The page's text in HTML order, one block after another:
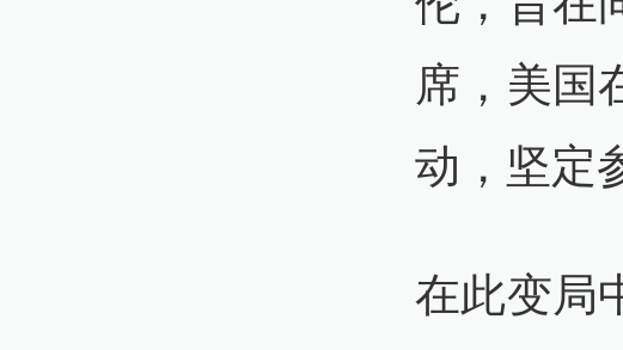
席，美国
动，坚定
在此变局